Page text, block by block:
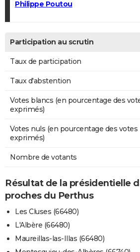
Philippe Poutou
Participation au scrutin
Taux de participation
Taux d'abstention
Votes blancs (en pourcentage des
exprimés)
Votes nuls (en pourcentage des votes
exprimés)
Nombre de votants
Résultat de la présidentielle
proches du Perthus
Les Cluses (66480)
L'Albère (66480)
Maureillas-las-Illas (66480)